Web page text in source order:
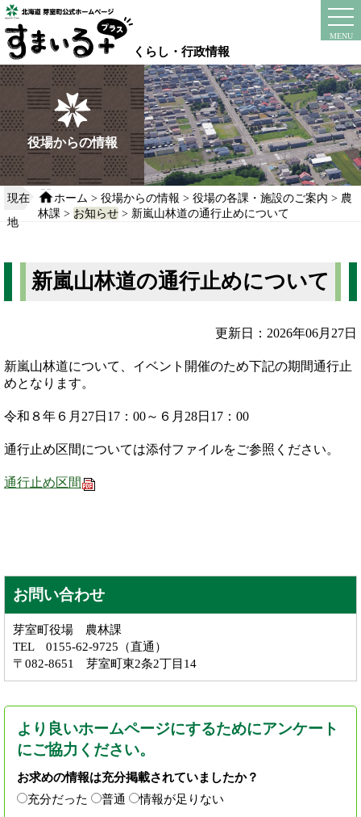
本
文
へ
移
動
る
くらし・行政情報
MENU
instagram
役場からの情報
現在
地
ホーム > 役場からの情報 > 役場の各課・施設のご案内 > 農
林課 > お知らせ> 新嵐山林道の通行止めについて
新嵐山林道の通行止めについて
更新日：2026年06月27日
新嵐山林道について、イベント開催のため下記の期間通行止
めとなります。
令和８年６月27日17：00～６月28日17：00
通行止め区間については添付ファイルをご参照ください。
通行止め区間
お問い合わせ
芽室町役場 農林課
TEL 0155-62-9725（直通）
〒082-8651 芽室町東2条2丁目14
より良いホームページにするためにアンケート
にご協力ください。
お求めの情報は充分掲載されていましたか？
充分だった
普通
情報が足りない